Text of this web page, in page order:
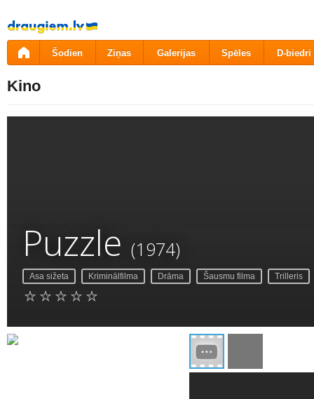
Pāriet
uz
saturu
Šodien Ziņas Galerijas Spēles D-biedri
Kino
Puzzle (1974)
Asa sižeta Kriminālfilma Drāma Šausmu filma Trilleris